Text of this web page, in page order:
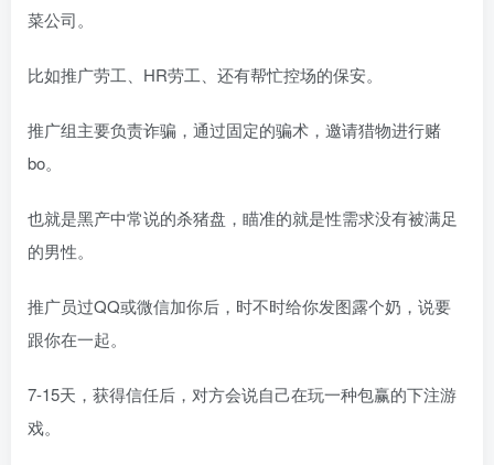
菜公司。
比如推广劳工、HR劳工、还有帮忙控场的保安。
推广组主要负责诈骗，通过固定的骗术，邀请猎物进行赌
bo。
也就是黑产中常说的杀猪盘，瞄准的就是性需求没有被满足
的男性。
推广员过QQ或微信加你后，时不时给你发图露个奶，说要
跟你在一起。
7-15天，获得信任后，对方会说自己在玩一种包赢的下注游
戏。